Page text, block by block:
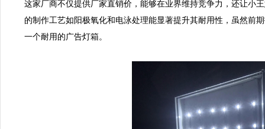
这家厂商不仅提供厂家直销价，能够在业界维持竞争力，还让小
的制作工艺如阳极氧化和电泳处理能显著提升其耐用性，虽然前
一个耐用的广告灯箱。